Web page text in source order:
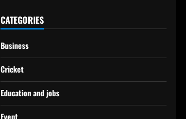
CATEGORIES
Business
Cricket
Education and jobs
Event